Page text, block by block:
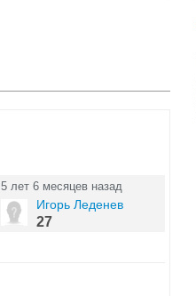
5 лет 6 месяцев назад
Игорь Леденев
27